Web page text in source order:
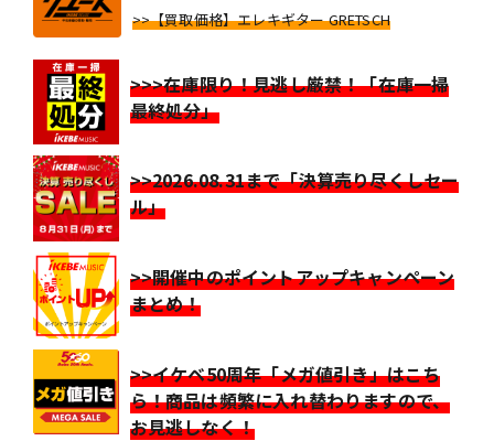
>>【買取価格】エレキギター GRETSCH
>>>在庫限り！見逃し厳禁！「在庫一掃
最終処分」
>>2026.08.31まで「決算売り尽くしセー
ル」
>>開催中のポイントアップキャンペーン
まとめ！
>>イケベ50周年「メガ値引き」はこち
ら！商品は頻繁に入れ替わりますので、
お見逃しなく！